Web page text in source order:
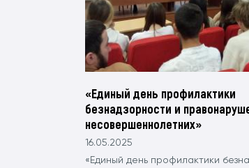
«Единый день профилактики
безнадзорности и
несовершеннолетних»
16.05.2025
«Единый день профилактики